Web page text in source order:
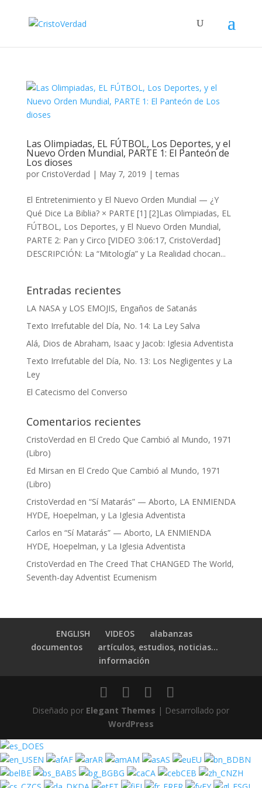
Las Olimpiadas, EL FÚTBOL, Los Deportes, y el
Nuevo Orden Mundial, PARTE 1: El Panteón de
Los dioses
por CristoVerdad | May 7, 2019 |temas
El Entretenimiento y El Nuevo Orden Mundial — ¿Y
Qué Dice La Biblia? × PARTE [1] [2]Las Olimpiadas, EL
FÚTBOL, Los Deportes, y El Nuevo Orden Mundial,
PARTE 2: Pan y Circo [VIDEO 3:06:17, CristoVerdad]
DESCRIPCIÓN: La “Mitología” y La Realidad chocan...
Entradas recientes
LA NASA y LOS EMOJIS, Engaños de Satanás
Texto Irrefutable del Día, No. 14: La Ley Salva
Alá, Dios de Abraham, Isaac y Jacob: Iglesia Adventista
Texto Irrefutable del Día, No. 13: Los Negligentes y La
Ley
El Catecismo del Converso
Comentarios recientes
CristoVerdad en El Credo Que Cambió al Mundo, 1971
(Libro)
Ed Mirsan en El Credo Que Cambió al Mundo, 1971
(Libro)
CristoVerdad en “Sí Matarás” — Aborto, LA ENMIENDA
HYDE, Hoepelman, y La Iglesia Adventista
Carlos en “Sí Matarás” — Aborto, LA ENMIENDA
HYDE, Hoepelman, y La Iglesia Adventista
CristoVerdad en The Creed That CHANGED The World,
Seventh-day Adventist Ecumenism
ENGLISH VIDEOS
alabanzas
documentos
artículos, estudios, noticias…
información
Diseñado por Elegant Themes | Desarrollado por
WordPress
ES
EN
AF AR AM AS EU
BN
BE
BS BG CA CEB
ZH